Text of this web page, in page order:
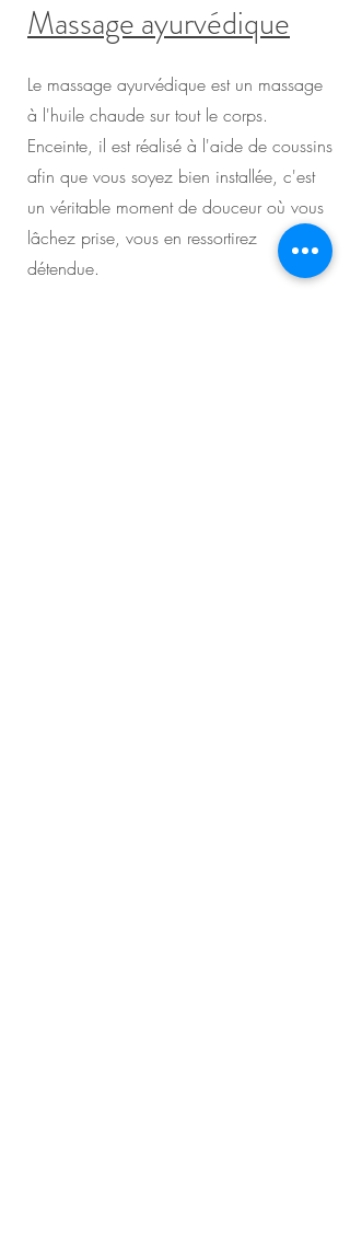
Massage ayurvédique
Le massage ayurvédique est un massage
à l'huile chaude sur tout le corps.
Enceinte, il est réalisé à l'aide de coussins
afin que vous soyez bien installée, c'est
un véritable moment de douceur où vous
lâchez prise, vous en ressortirez
détendue.